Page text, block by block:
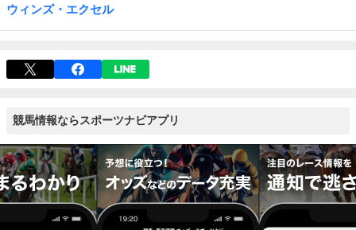
ウィンズ・エクセル
競馬情報ならスポーツナビアプリ